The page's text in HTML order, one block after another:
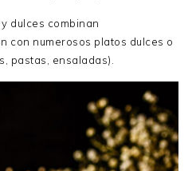
dulces combinan
con numerosos platos dulces o
pastas, ensaladas).